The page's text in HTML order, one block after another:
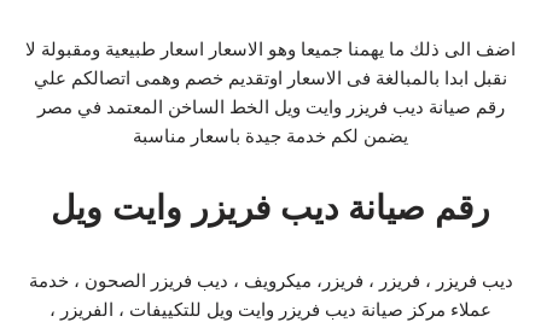
اضف الى ذلك ما يهمنا جميعا وهو الاسعار اسعار طبيعية ومقبولة لا
نقبل ابدا بالمبالغة فى الاسعار اوتقديم خصم وهمى اتصالكم علي
رقم صيانة ديب فريزر وايت ويل الخط الساخن المعتمد في مصر
يضمن لكم خدمة جيدة باسعار مناسبة
رقم صيانة ديب فريزر وايت ويل
ديب فريزر ، فريزر ، فريزر، ميكرويف ، ديب فريزر الصحون ، خدمة
عملاء مركز صيانة ديب فريزر وايت ويل للتكييفات ، الفريزر ،